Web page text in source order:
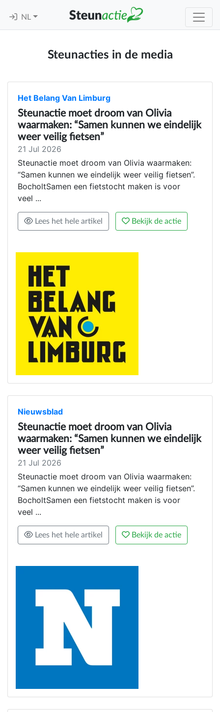
NL
Steunacties in de media
Het Belang Van Limburg
Steunactie moet droom van Olivia
waarmaken: “Samen kunnen we eindelijk
weer veilig fietsen”
21 Jul 2026
Steunactie moet droom van Olivia waarmaken:
“Samen kunnen we eindelijk weer veilig fietsen”.
BocholtSamen een fietstocht maken is voor
veel ...
Lees het hele artikel Bekijk de actie
Nieuwsblad
Steunactie moet droom van Olivia
waarmaken: “Samen kunnen we eindelijk
weer veilig fietsen”
21 Jul 2026
Steunactie moet droom van Olivia waarmaken:
“Samen kunnen we eindelijk weer veilig fietsen”.
BocholtSamen een fietstocht maken is voor
veel ...
Lees het hele artikel Bekijk de actie